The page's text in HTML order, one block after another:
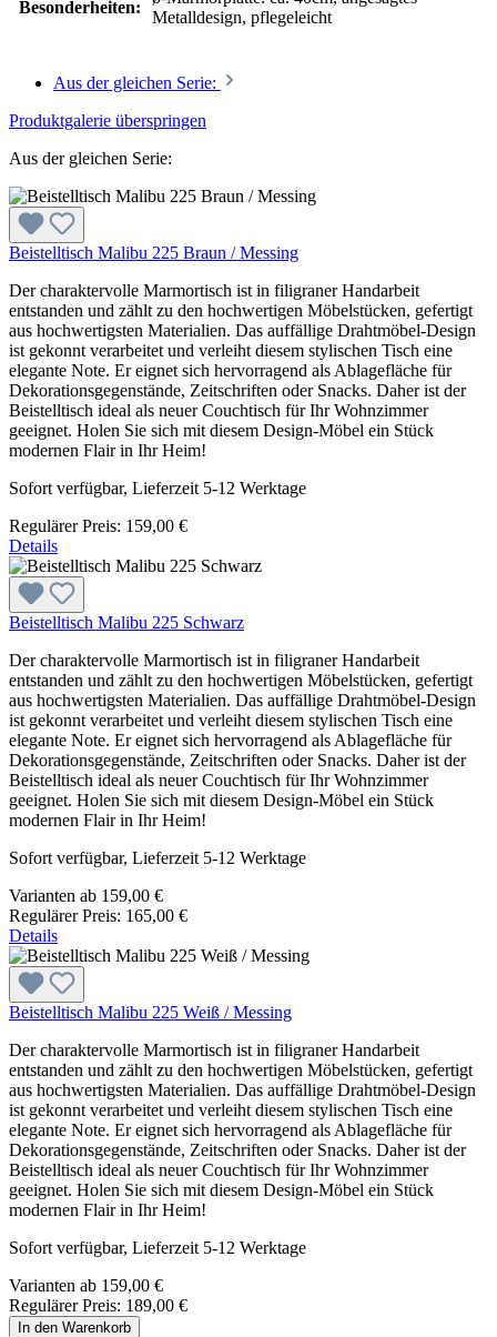
Besonderheiten:
Metalldesign, pflegeleicht
Aus der gleichen Serie:
Produktgalerie überspringen
Aus der gleichen Serie:
Beistelltisch Malibu 225 Braun / Messing
Der charaktervolle Marmortisch ist in filigraner Handarbeit
entstanden und zählt zu den hochwertigen Möbelstücken, gefertigt
aus hochwertigsten Materialien. Das auffällige Drahtmöbel-Design
ist gekonnt verarbeitet und verleiht diesem stylischen Tisch eine
elegante Note. Er eignet sich hervorragend als Ablagefläche für
Dekorationsgegenstände, Zeitschriften oder Snacks. Daher ist der
Beistelltisch ideal als neuer Couchtisch für Ihr Wohnzimmer
geeignet. Holen Sie sich mit diesem Design-Möbel ein Stück
modernen Flair in Ihr Heim!
Sofort verfügbar, Lieferzeit 5-12 Werktage
Regulärer Preis: 159,00 €
Details
Beistelltisch Malibu 225 Schwarz
Der charaktervolle Marmortisch ist in filigraner Handarbeit
entstanden und zählt zu den hochwertigen Möbelstücken, gefertigt
aus hochwertigsten Materialien. Das auffällige Drahtmöbel-Design
ist gekonnt verarbeitet und verleiht diesem stylischen Tisch eine
elegante Note. Er eignet sich hervorragend als Ablagefläche für
Dekorationsgegenstände, Zeitschriften oder Snacks. Daher ist der
Beistelltisch ideal als neuer Couchtisch für Ihr Wohnzimmer
geeignet. Holen Sie sich mit diesem Design-Möbel ein Stück
modernen Flair in Ihr Heim!
Sofort verfügbar, Lieferzeit 5-12 Werktage
Varianten ab 159,00 €
Regulärer Preis: 165,00 €
Details
Beistelltisch Malibu 225 Weiß / Messing
Der charaktervolle Marmortisch ist in filigraner Handarbeit
entstanden und zählt zu den hochwertigen Möbelstücken, gefertigt
aus hochwertigsten Materialien. Das auffällige Drahtmöbel-Design
ist gekonnt verarbeitet und verleiht diesem stylischen Tisch eine
elegante Note. Er eignet sich hervorragend als Ablagefläche für
Dekorationsgegenstände, Zeitschriften oder Snacks. Daher ist der
Beistelltisch ideal als neuer Couchtisch für Ihr Wohnzimmer
geeignet. Holen Sie sich mit diesem Design-Möbel ein Stück
modernen Flair in Ihr Heim!
Sofort verfügbar, Lieferzeit 5-12 Werktage
Varianten ab 159,00 €
Regulärer Preis: 189,00 €
In den Warenkorb